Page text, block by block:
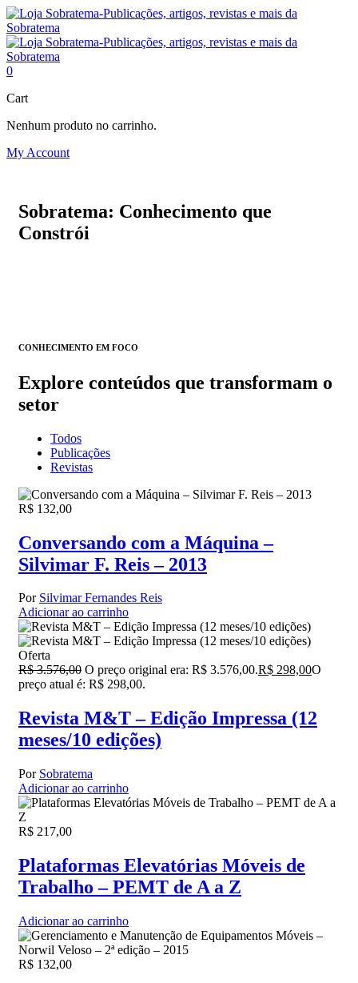
0
Cart
Nenhum produto no carrinho.
My Account
Sobratema: Conhecimento que
Constrói
CONHECIMENTO EM FOCO
Explore conteúdos que transformam o
setor
Todos
Publicações
Revistas
R$ 132,00
Conversando com a Máquina –
Silvimar F. Reis – 2013
Por Silvimar Fernandes Reis
Adicionar ao carrinho
Oferta
R$3.576,00 O preço original era: R$ 3.576,00.R$ 298,00O
preço atual é: R$ 298,00.
Revista M&T – Edição Impressa (12
meses/10 edições)
Por Sobratema
Adicionar ao carrinho
R$ 217,00
Plataformas Elevatórias Móveis de
Trabalho – PEMT de A a Z
Adicionar ao carrinho
R$ 132,00